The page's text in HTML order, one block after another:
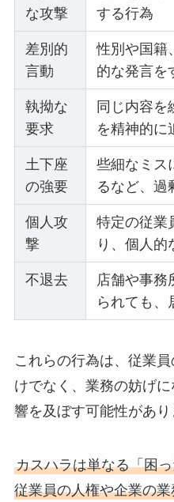
な攻撃
する行為
差別的
言動
性別や国籍
的な発言を
執拗な
要求
同じ内容を
を精神的に
土下座
の強要
些細なミス
るなど、過
個人攻
撃
特定の従業
り、個人的
不退去
店舗や事務
られても、
これらの行為は、従業
けでなく、業務の妨げ
響を及ぼす可能性があり
カスハラは単なる「困
従業員の人権や企業の